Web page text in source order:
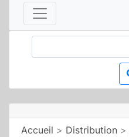
Accueil > Distribution >